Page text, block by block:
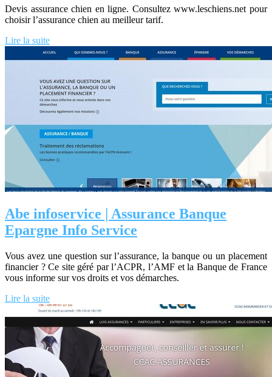
Devis assurance chien en ligne. Consultez www.leschiens.net pour
choisir l’assurance chien au meilleur tarif.
Lire la suite
Abe infoservice | Assurance Banque
Epargne Info Service
Vous avez une question sur l’assurance, la banque ou un placement
financier ? Ce site géré par l’ACPR, l’AMF et la Banque de France
vous informe sur vos droits et vos démarches.
Lire la suite